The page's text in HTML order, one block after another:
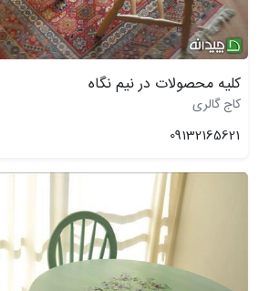
کلیه محصولات در نیم نگاه
کاج گالری
09132165621